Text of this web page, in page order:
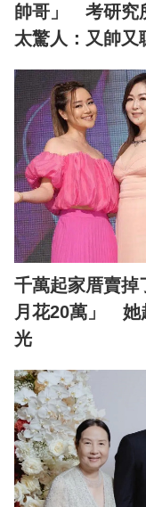
帥哥」 考研究
太驚人：又帥又
千萬起家厝賣掉
月花20萬」 她
光